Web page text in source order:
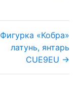
Фигурка «Кобра»
латунь, янтарь
CUE9EU →